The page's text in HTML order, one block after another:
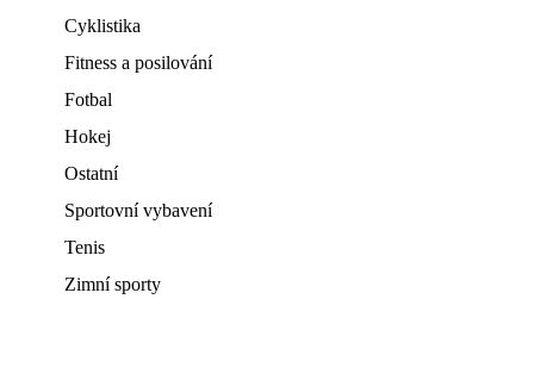
Cyklistika
Fitness a posilování
Fotbal
Hokej
Ostatní
Sportovní vybavení
Tenis
Zimní sporty